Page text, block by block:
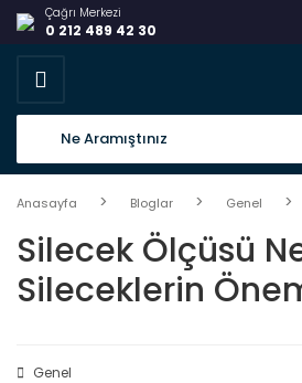
Çağrı Merkezi
0 212 489 42 30
Anasayfa Bloglar Genel
Silecek Ölçüsü
Sileceklerin
Genel